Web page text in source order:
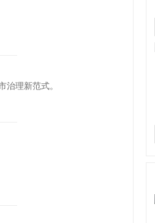
理新范式。